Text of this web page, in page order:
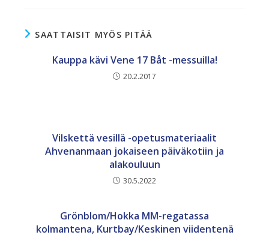
SAATTAISIT MYÖS PITÄÄ
Kauppa kävi Vene 17 Båt -messuilla!
20.2.2017
Vilskettä vesillä -opetusmateriaalit
Ahvenanmaan jokaiseen päiväkotiin ja
alakouluun
30.5.2022
Grönblom/Hokka MM-regatassa
kolmantena, Kurtbay/Keskinen viidentenä